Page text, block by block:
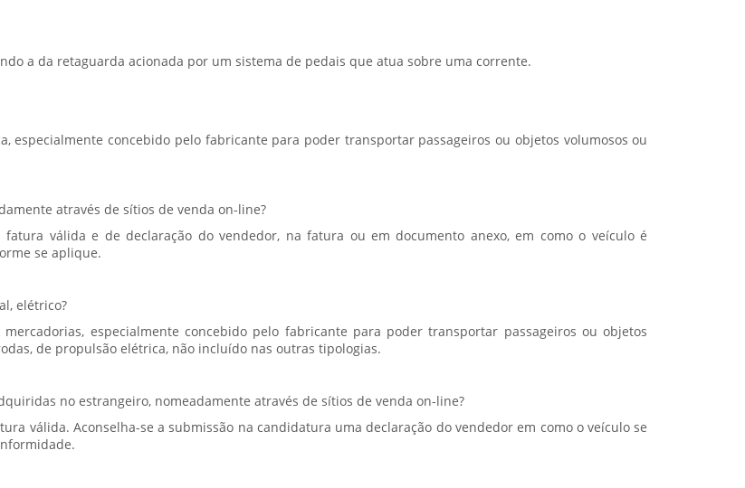
a da retaguarda acionada por um sistema de pedais que atua sobre uma corrente.
especialmente concebido pelo fabricante para poder transportar passageiros ou objetos volumosos ou
através de sítios de venda on-line?
válida e de declaração do vendedor, na fatura ou em documento anexo, em como o veículo é
se aplique.
elétrico?
especialmente concebido pelo fabricante para poder transportar passageiros ou objetos
de propulsão elétrica, não incluído nas outras tipologias.
no estrangeiro, nomeadamente através de sítios de venda on-line?
válida. Aconselha-se a submissão na candidatura uma declaração do vendedor em como o veículo se